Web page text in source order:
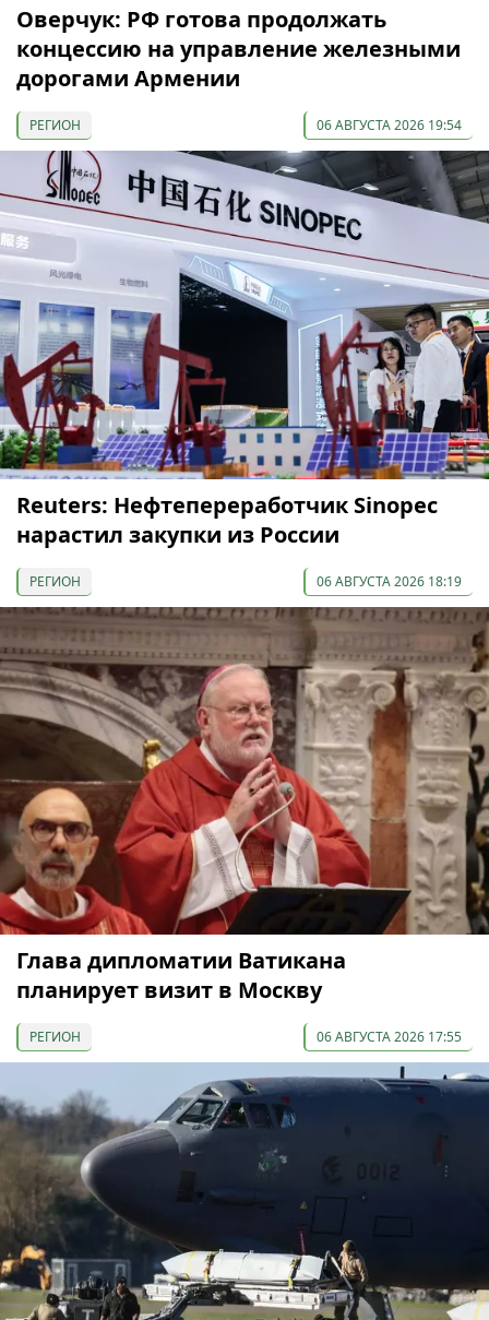
Оверчук: РФ готова продолжать
концессию на управление железными
дорогами Армении
РЕГИОН 06 АВГУСТА 2026 19:54
Reuters: Нефтепереработчик Sinopec
нарастил закупки из России
РЕГИОН 06 АВГУСТА 2026 18:19
Глава дипломатии Ватикана
планирует визит в Москву
РЕГИОН 06 АВГУСТА 2026 17:55